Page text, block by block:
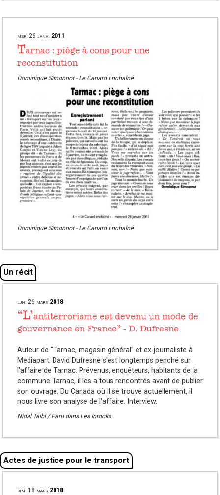
mer. 26 janv. 2011
Tarnac : piège à cons pour une
reconstitution
Dominique Simonnot - Le Canard Enchaîné
Dominique Simonnot - Le Canard Enchaîné
Un récit
lun. 26 mars 2018
“L’antiterrorisme est devenu un mode de
gouvernance en France” - D. Dufresne
Auteur de “Tarnac, magasin général” et ex-journaliste à
Mediapart, David Dufresne s'est longtemps penché sur
l'affaire de Tarnac. Prévenus, enquêteurs, habitants de la
commune Tarnac, il les a tous rencontrés avant de publier
son ouvrage. Du Canada où il se trouve actuellement, il
nous livre son analyse de l'affaire. Interview.
Nidal Taibi / Paru dans Les Inrocks
Actes de justice pour le transport
dim. 18 mars 2018